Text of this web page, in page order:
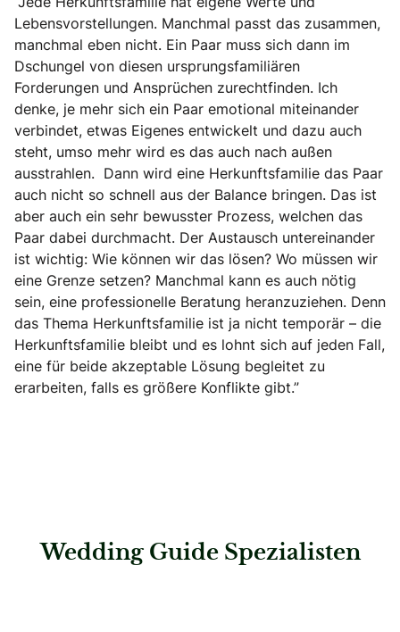
Lebensvorstellungen. Manchmal passt das zusammen,
manchmal eben nicht. Ein Paar muss sich dann im
Dschungel von diesen ursprungsfamiliären
Forderungen und Ansprüchen zurechtfinden. Ich
denke, je mehr sich ein Paar emotional miteinander
verbindet, etwas Eigenes entwickelt und dazu auch
steht, umso mehr wird es das auch nach außen
ausstrahlen. Dann wird eine Herkunftsfamilie das Paar
auch nicht so schnell aus der Balance bringen. Das ist
aber auch ein sehr bewusster Prozess, welchen das
Paar dabei durchmacht. Der Austausch untereinander
ist wichtig: Wie können wir das lösen? Wo müssen wir
eine Grenze setzen? Manchmal kann es auch nötig
sein, eine professionelle Beratung heranzuziehen. Denn
das Thema Herkunftsfamilie ist ja nicht temporär – die
Herkunftsfamilie bleibt und es lohnt sich auf jeden Fall,
eine für beide akzeptable Lösung begleitet zu
erarbeiten, falls es größere Konflikte gibt.”
Wedding Guide Spezialisten